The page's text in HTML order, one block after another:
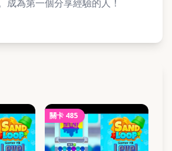
成為第一個分享經驗的人！
關卡 485